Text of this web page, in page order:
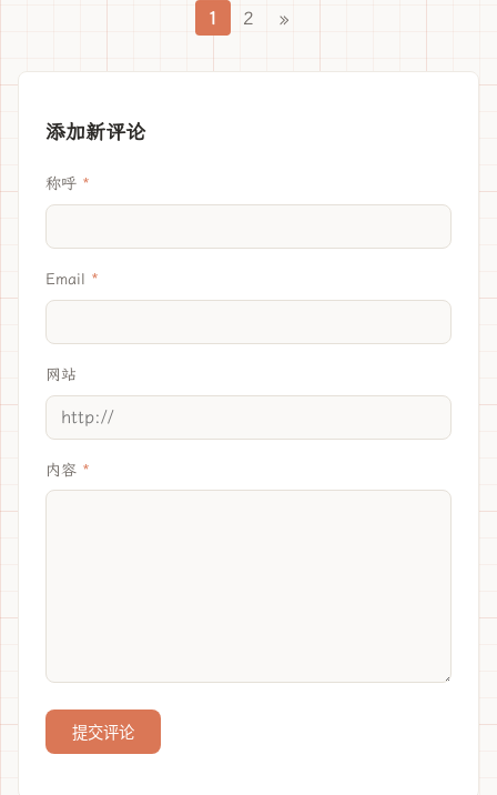
1 2 »
添加新评论
称呼
Email
网站
内容
提交评论